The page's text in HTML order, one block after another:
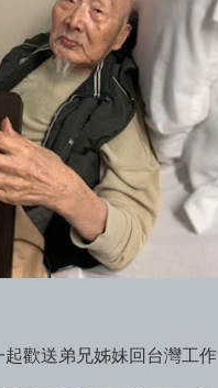
起歡送弟兄姊妹回台灣工作